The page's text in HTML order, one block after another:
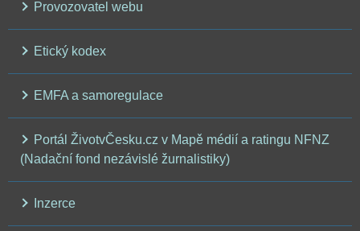
Provozovatel webu
Etický kodex
EMFA a samoregulace
Portál ŽivotvČesku.cz v Mapě médií a ratingu NFNZ
(Nadační fond nezávislé žurnalistiky)
Inzerce